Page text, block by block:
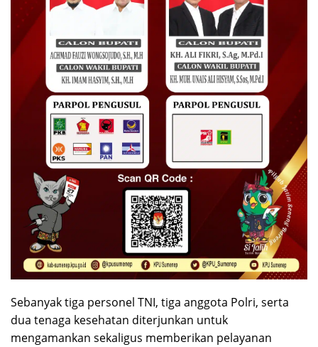
Sebanyak tiga personel TNI, tiga anggota Polri, serta
dua tenaga kesehatan diterjunkan untuk
mengamankan sekaligus memberikan pelayanan